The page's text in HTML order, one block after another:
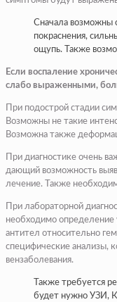
Сначала возможны
покраснения,
ощупь. Также
Если воспаление
слабо выраженными,
При подострой стадии
Возможны не такие
Возможна также
При диагностике очень
дающий возможность
лечение. Также
При лабораторной
необходимо определение
антител относительно
специфические анализы,
вензаболевания.
Также требуется
будет нужно УЗИ,